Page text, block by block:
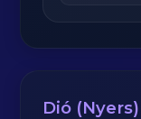
Dió (Nyers)